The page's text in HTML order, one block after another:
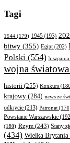
Tagi
1944 (179) 1945 (193)
bitwy (355) Egipt (202)
Polski (554) hiszpania
wojna światowa
historii (255) Konkurs
krajowy (284) news ze
odkrycie (213) Patronat
Powstanie Warszawskie
(180) Rzym (243) Stany
(434) Wielka Brytania